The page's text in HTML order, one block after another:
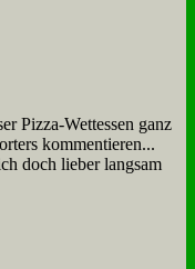
Piz­za-Wett­es­sen ganz
kom­men­tie­ren...
doch lie­ber lang­sam